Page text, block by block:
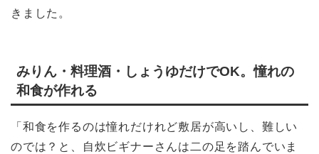
きました。
みりん・料理酒・しょうゆだけでOK。憧れの
和食が作れる
「和食を作るのは憧れだけれど敷居が高いし、難しい
のでは？と、自炊ビギナーさんは二の足を踏んでいま